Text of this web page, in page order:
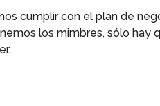
cumplir con el plan de
los mimbres, sólo hay